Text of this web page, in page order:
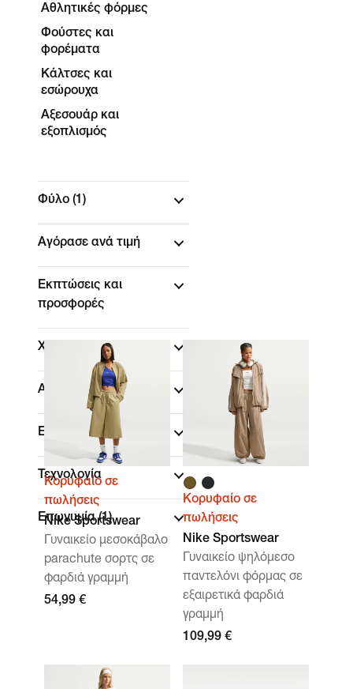
Αθλητικές φόρμες
Φούστες και
φορέματα
Κάλτσες και
εσώρουχα
Αξεσουάρ και
εξοπλισμός
Φύλο (1)
Αγόρασε ανά τιμή
Εκπτώσεις και
προσφορές
Χρώμα
Αθλήματα
Εφαρμογή
Τεχνολογία
Επωνυμία(1)
Κορυφαίο σε
πωλήσεις
Nike Sportswear
Γυναικείο μεσοκάβαλο
parachute σορτς σε
φαρδιά γραμμή
54,99 €
Κορυφαίο σε
πωλήσεις
Nike Sportswear
Γυναικείο ψηλόμεσο
παντελόνι φόρμας σε
εξαιρετικά φαρδιά
γραμμή
109,99 €